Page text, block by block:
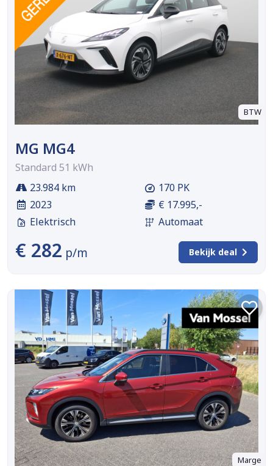
BTW
MG MG4
Standard 51 kWh
23.984 km
2023
Elektrisch
170 PK
€ 17.995,-
Automaat
€ 282 p/m Bekijk deal
Marge